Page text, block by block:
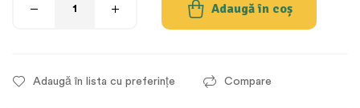
Adaugă în coș
Adaugă în lista cu preferințe Compare